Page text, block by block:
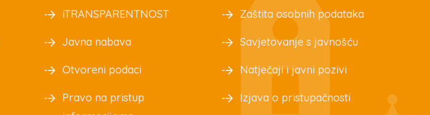
iTRANSPARENTNOST
Javna nabava
Otvoreni podaci
Pravo na pristup
Zaštita osobnih podataka
Savjetovanje s javnošću
Natječaji i javni pozivi
Izjava o pristupačnosti